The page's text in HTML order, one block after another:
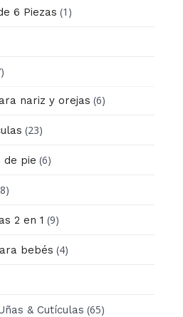
6 Piezas (1)
nariz y orejas (6)
(23)
de pie (6)
2 en 1 (9)
bebés (4)
& Cutículas (65)